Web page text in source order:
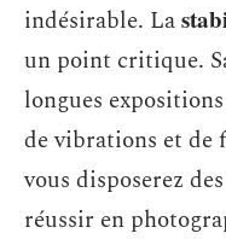
indésirable. La
un point critique.
longues
de vibrations et de
vous disposerez
réussir en